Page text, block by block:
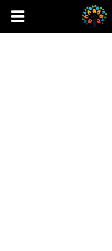
Prowital.pl